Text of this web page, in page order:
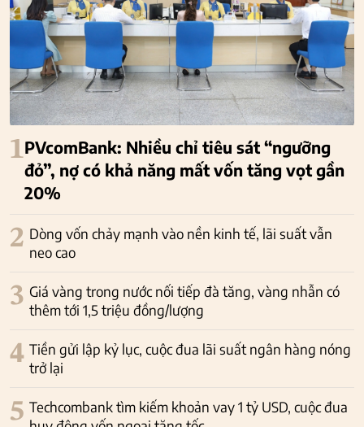
1PVcomBank: Nhiều chỉ tiêu sát “ngưỡng
đỏ”, nợ có khả năng mất vốn tăng vọt gần
20%
2 Dòng vốn chảy mạnh vào nền kinh tế, lãi suất vẫn
neo cao
3 Giá vàng trong nước nối tiếp đà tăng, vàng nhẫn có
thêm tới 1,5 triệu đồng/lượng
4 Tiền gửi lập kỷ lục, cuộc đua lãi suất ngân hàng nóng
trở lại
5 Techcombank tìm kiếm khoản vay 1 tỷ USD, cuộc đua